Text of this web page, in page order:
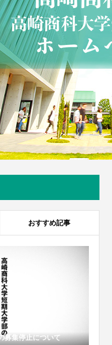
おすすめ記事
募集停止について